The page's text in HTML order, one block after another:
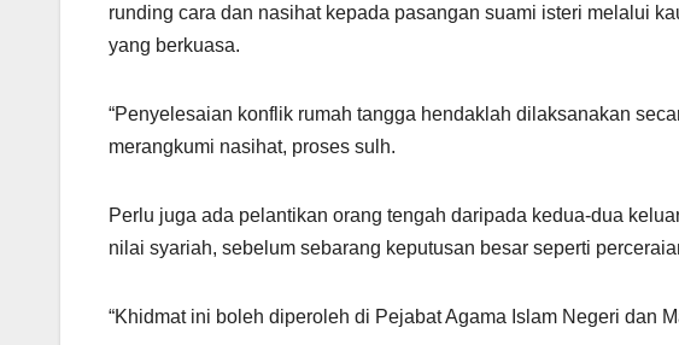
runding cara dan nasihat kepada pasangan suami isteri melalui
yang berkuasa.
“Penyelesaian konflik rumah tangga hendaklah dilaksanakan
merangkumi nasihat, proses sulh.
Perlu juga ada pelantikan orang tengah daripada kedua-dua
nilai syariah, sebelum sebarang keputusan besar seperti
“Khidmat ini boleh diperoleh di Pejabat Agama Islam Negeri dan